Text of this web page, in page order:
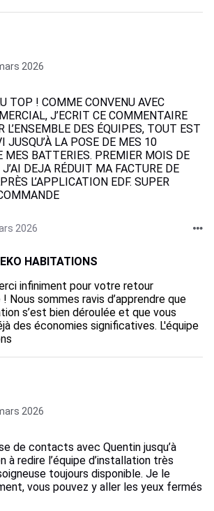
2026
TOP ! COMME CONVENU AVEC
J’ECRIT CE COMMENTAIRE
L’ENSEMBLE DES ÉQUIPES, TOUT EST
JUSQU’À LA POSE DE MES 10
MES BATTERIES. PREMIER MOIS DE
DEJA RÉDUIT MA FACTURE DE
L’APPLICATION EDF. SUPER
2026
HABITATIONS
infiniment pour votre retour
Nous sommes ravis d’apprendre que
s’est bien déroulée et que vous
des économies significatives. L'équipe
2026
de contacts avec Quentin jusqu’à
à redire l’équipe d’installation très
toujours disponible. Je le
vous pouvez y aller les yeux fermés